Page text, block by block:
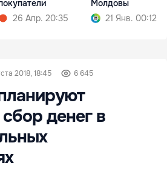
26 Апр. 20:35
Молдовы
21 Янв. 00:12
2018, 18:45 6 645
денег в